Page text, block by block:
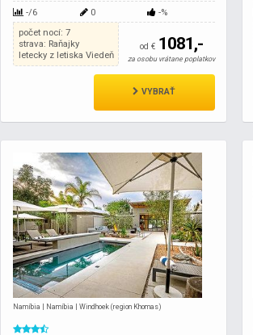
-/6 0
-%
počet nocí: 7
strava: Raňajky
letecky z letiska Viedeň
od € 1081,-
za osobu vrátane poplatkov
VYBRAŤ
Namíbia | Namíbia | Windhoek (region Khomas)